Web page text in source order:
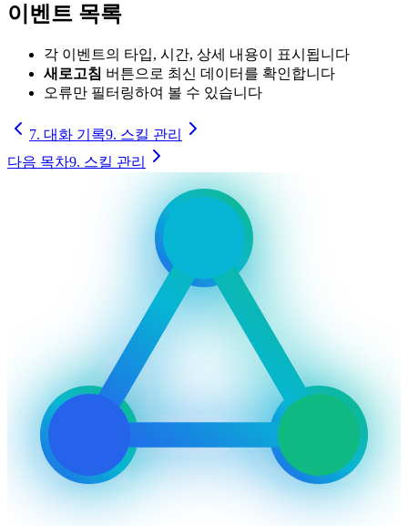
이벤트 목록
각 이벤트의 타입, 시간, 상세 내용이 표시됩니다
새로고침 버튼으로 최신 데이터를 확인합니다
오류만 필터링하여 볼 수 있습니다
7. 대화 기록9. 스킬 관리
다음 목차9. 스킬 관리